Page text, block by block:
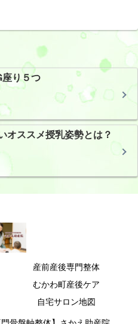
り５つ
オススメ授乳姿勢とは？
産前産後専門整体
むかわ町産後ケア
自宅サロン地図